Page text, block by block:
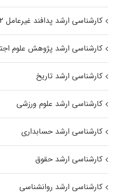
کارشناسی ارشد پدافند غیرعامل ۲
کارشناسی ارشد پژوهش علوم
کارشناسی ارشد تاریخ
کارشناسی ارشد علوم ورزشی
کارشناسی ارشد حسابداری
کارشناسی ارشد حقوق
کارشناسی ارشد روانشناسی